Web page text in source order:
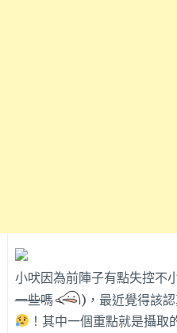
小吠因為前陣子有點失控不
一些嗎
)，最近覺得該
！其中一個重點就是攝